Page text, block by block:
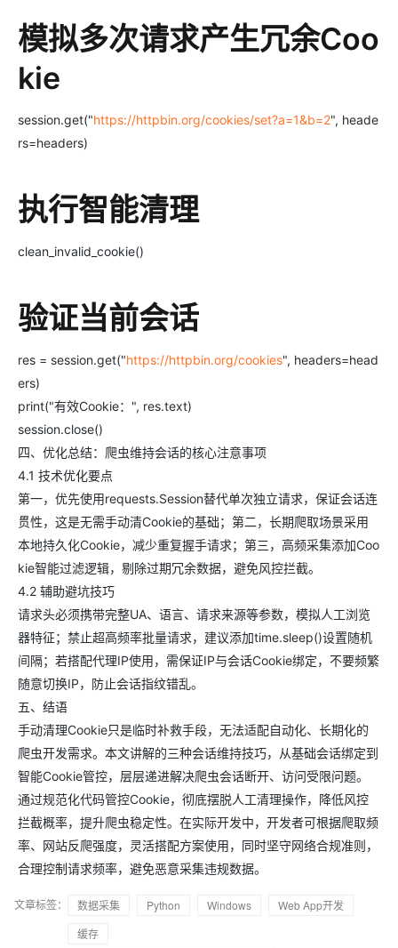
模拟多次请求产生冗余Coo
kie
session.get("https://httpbin.org/cookies/set?a=1&b=2", heade
rs=headers)
执行智能清理
clean_invalid_cookie()
验证当前会话
res = session.get("https://httpbin.org/cookies", headers=head
ers)
print("有效Cookie：", res.text)
session.close()
四、优化总结：爬虫维持会话的核心注意事项
4.1 技术优化要点
第一，优先使用requests.Session替代单次独立请求，保证会话连
贯性，这是无需手动清Cookie的基础；第二，长期爬取场景采用
本地持久化Cookie，减少重复握手请求；第三，高频采集添加Coo
kie智能过滤逻辑，剔除过期冗余数据，避免风控拦截。
4.2 辅助避坑技巧
请求头必须携带完整UA、语言、请求来源等参数，模拟人工浏览
器特征；禁止超高频率批量请求，建议添加time.sleep()设置随机
间隔；若搭配代理IP使用，需保证IP与会话Cookie绑定，不要频繁
随意切换IP，防止会话指纹错乱。
五、结语
手动清理Cookie只是临时补救手段，无法适配自动化、长期化的
爬虫开发需求。本文讲解的三种会话维持技巧，从基础会话绑定到
智能Cookie管控，层层递进解决爬虫会话断开、访问受限问题。
通过规范化代码管控Cookie，彻底摆脱人工清理操作，降低风控
拦截概率，提升爬虫稳定性。在实际开发中，开发者可根据爬取频
率、网站反爬强度，灵活搭配方案使用，同时坚守网络合规准则，
合理控制请求频率，避免恶意采集违规数据。
文章标签： 数据采集 Python Windows
Web App开发
缓存